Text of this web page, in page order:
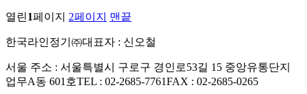
열린1페이지 2페이지 맨끝
한국라인정기㈜대표자 : 신오철
서울 주소 : 서울특별시 구로구 경인로53길 15 중앙유통단지
업무A동 601호TEL : 02-2685-7761FAX : 02-2685-0265